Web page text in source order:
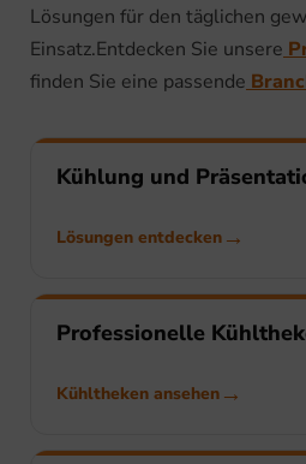
Lösungen für den täglichen
Einsatz.Entdecken Sie unsere
finden Sie eine passende
Kühlung und
Lösungen entdecken
Professionelle
Kühltheken ansehen